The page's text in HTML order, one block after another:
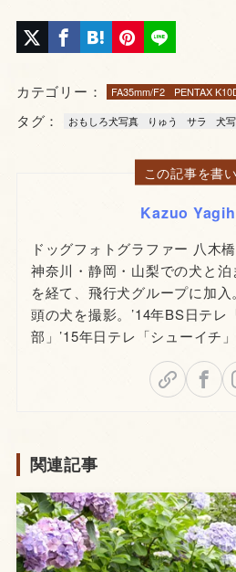
カテゴリー： FA35mm/F2 PENTAX
タグ： おもしろ犬写真 りゅう サラ 犬
この記事を書
Kazuo
ドッグフォトグラファー 八木
神奈川・静岡・山梨での犬と
を経て、飛行犬グループに加
頭の犬を撮影。’14年BS日テレ
部」’15年日テレ「シューイチ」
関連記事